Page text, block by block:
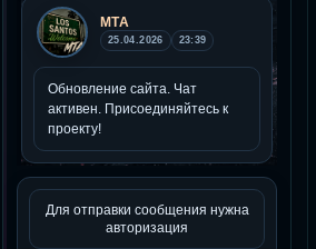
Для отправки сообщения нужна
авторизация